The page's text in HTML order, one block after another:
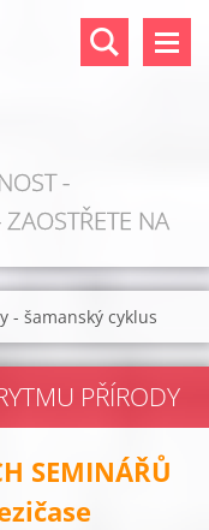
-
NA
- šamanský cyklus
PŘÍRODY
SEMINÁŘŮ